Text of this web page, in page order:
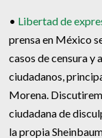
• Libertad de
prensa en México
casos de censura
ciudadanos,
Morena.
ciudadana de
la propia